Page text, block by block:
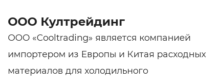
ООО Култрейдинг
ООО «Cooltrading» является компанией
импортером из Европы и Китая расходных
материалов для холодильного